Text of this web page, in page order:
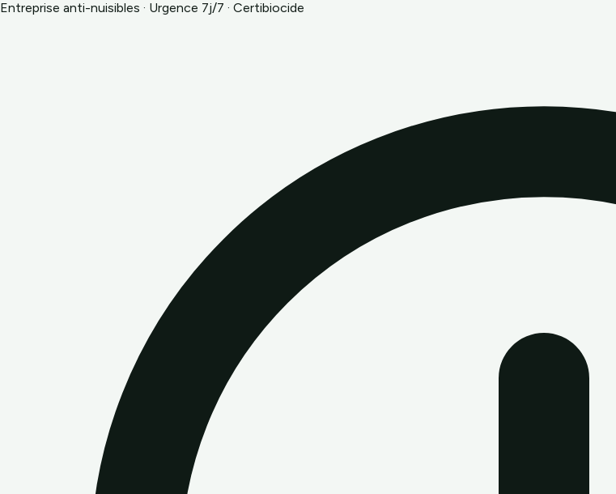
Entreprise anti-nuisibles · Urgence 7j/7 · Certibiocide